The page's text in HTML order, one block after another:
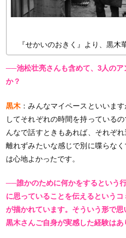
『せかいのおきく』より、黒木
──池松壮亮さんも含めて、3人のア
か？
黒木：みんなマイペースといいま
してそれぞれの時間を持っている
んなで話すときもあれば、それぞ
離れずみたいな感じで別に喋らな
は心地よかったです。
──誰かのために何かをするという
に思っていることを伝えるという
が描かれています。そういう形で
黒木さんご自身が実感した経験はあ